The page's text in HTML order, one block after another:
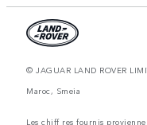
© JAGUAR LAND ROVER
Maroc, Smeia
Les chiff res fournis